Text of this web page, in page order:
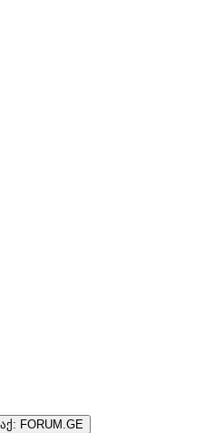
FORUM.GE